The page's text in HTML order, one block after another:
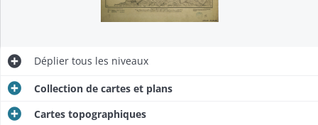
Déplier tous les niveaux
Collection de cartes et plans
Cartes topographiques